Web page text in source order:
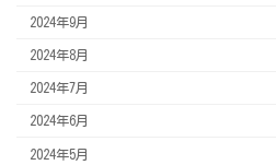
2024年9月
2024年8月
2024年7月
2024年6月
2024年5月